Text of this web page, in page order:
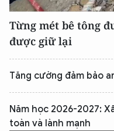
Từng mét bê tông
được giữ lại
Tăng cường đảm bảo
Năm học 2026-2027:
toàn và lành mạnh